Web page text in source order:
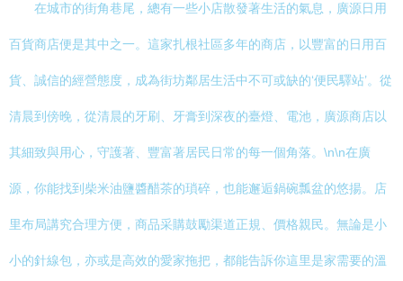
在城市的街角巷尾，總有一些小店散發著生活的氣息，廣源日用
百貨商店便是其中之一。這家扎根社區多年的商店，以豐富的日用百
貨、誠信的經營態度，成為街坊鄰居生活中不可或缺的‘便民驛站’。從
清晨到傍晚，從清晨的牙刷、牙膏到深夜的臺燈、電池，廣源商店以
其細致與用心，守護著、豐富著居民日常的每一個角落。\n\n在廣
源，你能找到柴米油鹽醬醋茶的瑣碎，也能邂逅鍋碗瓢盆的悠揚。店
里布局講究合理方便，商品采購鼓勵渠道正規、價格親民。無論是小
小的針線包，亦或是高效的愛家拖把，都能告訴你這里是家需要的溫